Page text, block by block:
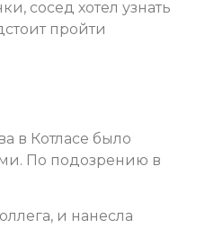
сосед хотел узнать
пройти
в Котласе было
По подозрению в
и нанесла